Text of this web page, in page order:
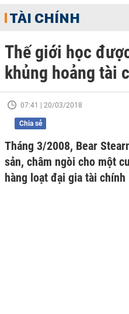
TÀI CHÍNH
Thế giới học
khủng hoảng tài
07:41 | 20/03/2018
Chia sẻ
Tháng 3/2008, Bear
sản, châm ngòi cho một
hàng loạt đại gia tài chính